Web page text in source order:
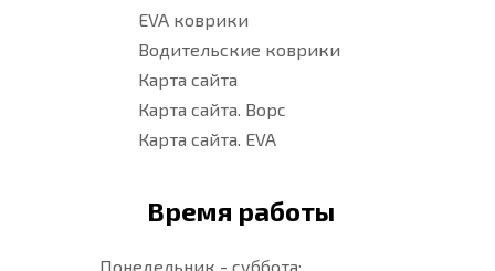
EVA коврики
Водительские коврики
Карта сайта
Карта сайта. Ворс
Карта сайта. EVA
Время работы
Понедельник - суббота: